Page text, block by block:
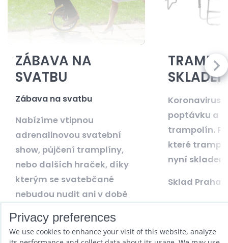
ZÁBAVA NA
SVATBU
Zábava na svatbu
Nabízíme vtipnou
adrenalinovou svatební
show, půjčení tramplíny,
nebo dalších hraček, díky
kterým se svatebčané
nebudou nudit ani v době
READ MORE
Koronavirus
poptávku a
trampolín.
které
nyní
Sklad Praha
READ MORE
Privacy preferences
We use cookies to enhance your visit of this website, analyze